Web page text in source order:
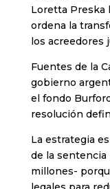
Loretta Preska
ordena la
los acreedores
Fuentes de la
gobierno
el fondo
resolución
La estrategia
de la sentencia
millones-